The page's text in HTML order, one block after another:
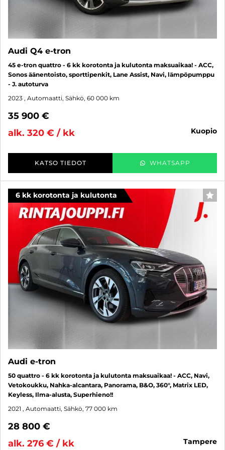
Audi Q4 e-tron
45 e-tron quattro - 6 kk korotonta ja kulutonta maksuaikaa! - ACC,
Sonos äänentoisto, sporttipenkit, Lane Assist, Navi, lämpöpumppu
- J. autoturva
2023 , Automaatti, Sähkö, 60 000 km
35 900 €
alk. 320 € / kk
kuopio
KATSO TIEDOT WHATSAPP
6 kk korotonta ja kulutonta
Audi e-tron
50 quattro - 6 kk korotonta ja kulutonta maksuaikaa! - ACC, Navi,
Vetokoukku, Nahka-alcantara, Panorama, B&O, 360°, Matrix LED,
Keyless, Ilma-alusta, Superhieno!!
2021 , Automaatti, Sähkö, 77 000 km
28 800 €
alk. 276 € / kk
tampere